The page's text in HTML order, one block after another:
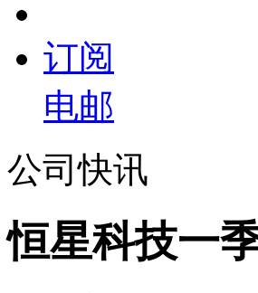
订阅
电邮
公司快讯
恒星科技一